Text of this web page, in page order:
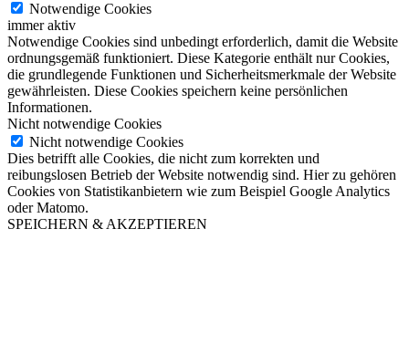
Notwendige Cookies
immer aktiv
Notwendige Cookies sind unbedingt erforderlich, damit die Website
ordnungsgemäß funktioniert. Diese Kategorie enthält nur Cookies,
die grundlegende Funktionen und Sicherheitsmerkmale der Website
gewährleisten. Diese Cookies speichern keine persönlichen
Informationen.
Nicht notwendige Cookies
Nicht notwendige Cookies
Dies betrifft alle Cookies, die nicht zum korrekten und
reibungslosen Betrieb der Website notwendig sind. Hier zu gehören
Cookies von Statistikanbietern wie zum Beispiel Google Analytics
oder Matomo.
SPEICHERN & AKZEPTIEREN